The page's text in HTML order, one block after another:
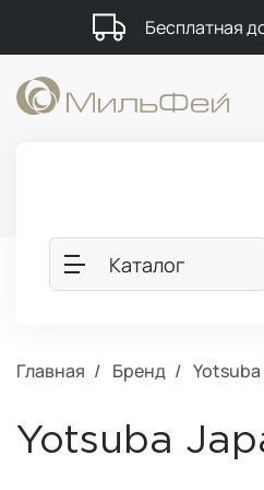
Бесплатная
Каталог
Главная Бренд
Yotsuba